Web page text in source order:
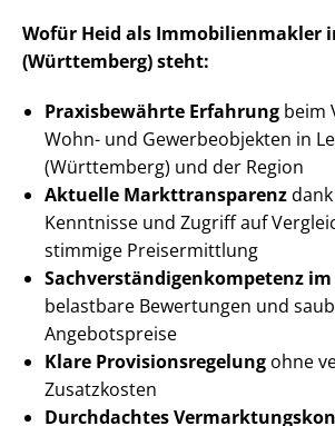
Wofür Heid als Im­mo­bi­li­en­mak­ler
(Württemberg) steht:
Praxisbewährte Erfahrung beim
Wohn- und Gewerbeobjekten in
(Württemberg) und der Region
Aktuelle Markt­trans­pa­renz
Kenntnisse und Zugriff auf
stimmige Preisermittlung
Sach­ver­stän­di­gen­kom­pe­tenz im
belastbare Bewertungen und
Angebotspreise
Klare Pro­vi­si­ons­re­ge­lung ohne
Zusatzkosten
Durchdachtes